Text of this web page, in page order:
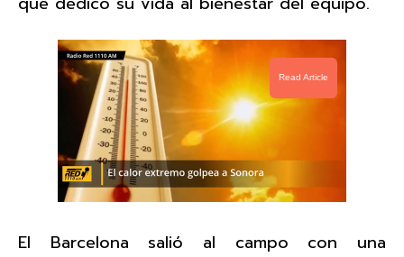
Read Article
El Barcelona salió al campo con una